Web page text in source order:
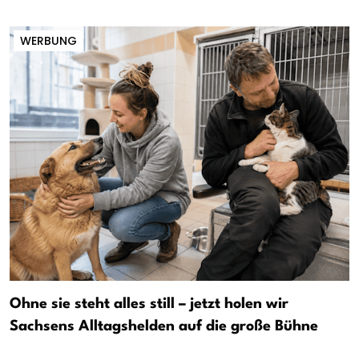
WERBUNG
Ohne sie steht alles still – jetzt holen wir
Sachsens Alltagshelden auf die große Bühne